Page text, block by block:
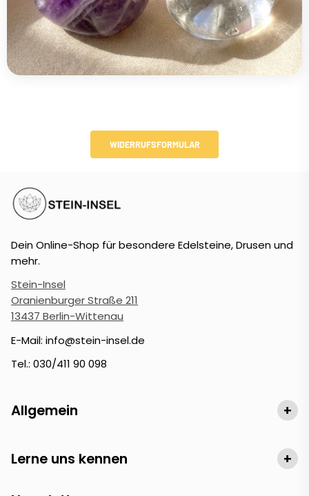
WIDERRUFSFORMULAR
Dein Online-Shop für besondere Edelsteine, Drusen und
mehr.
Stein-Insel
Oranienburger Straße 211
13437 Berlin-Wittenau
E-Mail: info@stein-insel.de
Tel.: 030/411 90 098
Allgemein +
Lerne uns kennen +